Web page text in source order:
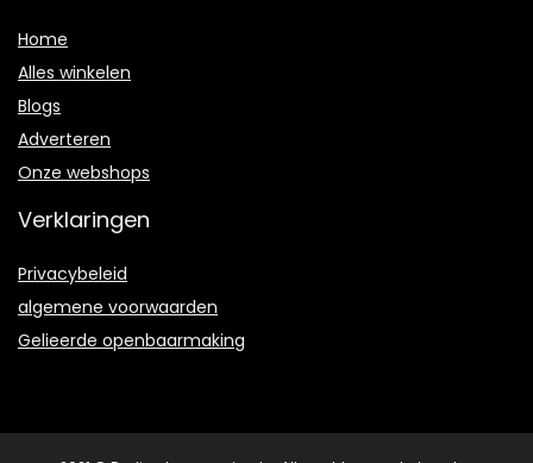
Home
Alles winkelen
Blogs
Adverteren
Onze webshops
Verklaringen
Privacybeleid
algemene voorwaarden
Gelieerde openbaarmaking